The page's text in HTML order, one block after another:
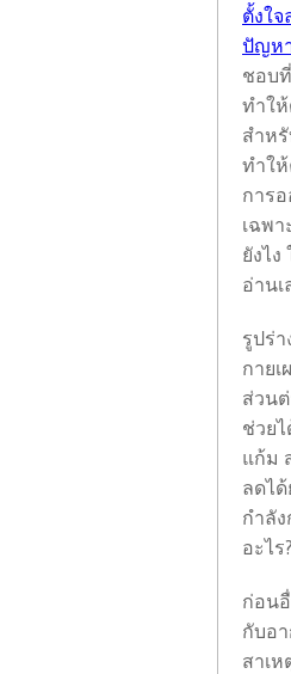
ตั้งใ
ปัญห
ชอบ
ทำใ
สำห
ทำใ
การ
เฉพ
ยังไ
อ่านเ
รูปร่
กาย
ส่วน
ช่วย
แก้ม
ลดไ
กำลั
อะไร?
ก่อน
กับอ
สาเ